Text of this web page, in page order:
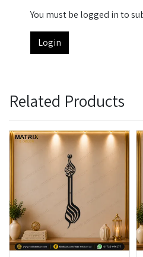
You must be logged in to
Login
Related Products